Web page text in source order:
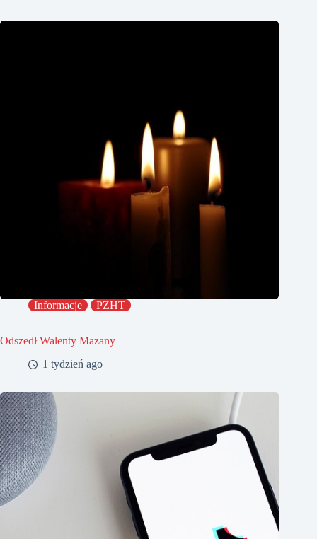
Informacje PZHT
Odszedł Walenty Mazany
1 tydzień ago